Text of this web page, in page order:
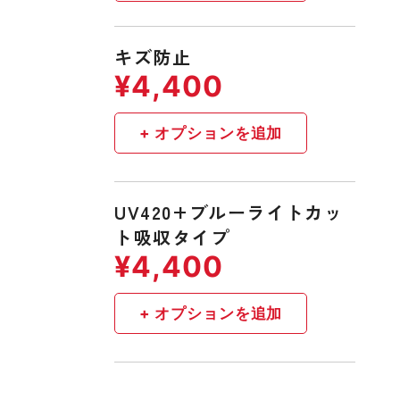
キズ防止
UV420+ブルーライトカッ
ト吸収タイプ